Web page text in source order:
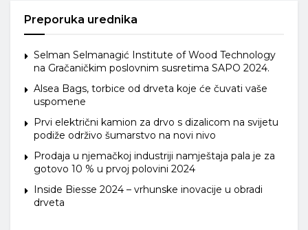
Preporuka urednika
Selman Selmanagić Institute of Wood Technology
na Gračaničkim poslovnim susretima SAPO 2024.
Alsea Bags, torbice od drveta koje će čuvati vaše
uspomene
Prvi električni kamion za drvo s dizalicom na svijetu
podiže održivo šumarstvo na novi nivo
Prodaja u njemačkoj industriji namještaja pala je za
gotovo 10 % u prvoj polovini 2024
Inside Biesse 2024 – vrhunske inovacije u obradi
drveta